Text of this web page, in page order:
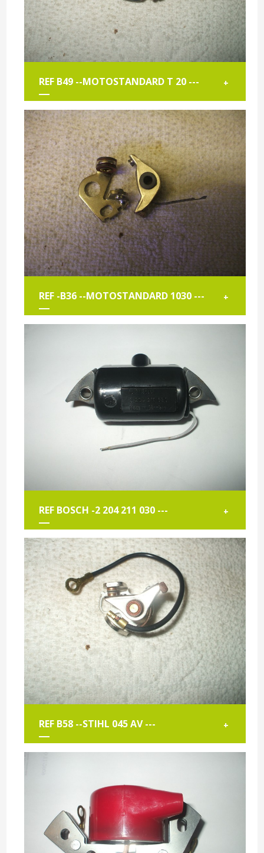
REF B49 --MOTOSTANDARD T 20 --- +
REF -B36 --MOTOSTANDARD 1030 --- +
REF BOSCH -2 204 211 030 --- +
REF B58 --STIHL 045 AV --- +